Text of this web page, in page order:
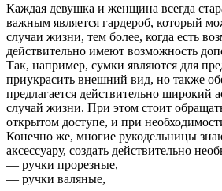
Каждая девушка и женщина всегда
важным является гардероб, который
случаи жизни, тем более, когда есть
действительно имеют возможность
Так, например, сумки являются для
приукрасить внешний вид, но также
предлагается действительно
случай жизни. При этом стоит
открытом доступе, и при
Конечно же, многие рукодельницы
аксессуару, создать действительно
— ручки прорезные,
— ручки валяные,